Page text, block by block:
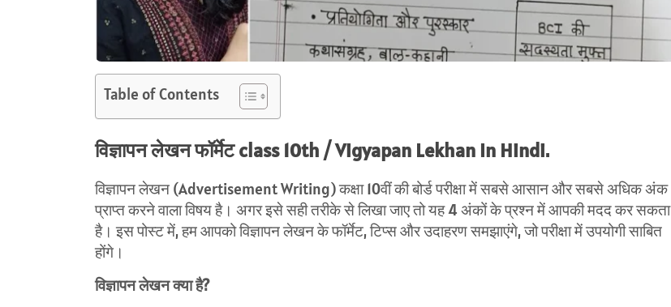
Table of Contents
विज्ञापन लेखन फॉर्मेट class 10th / Vigyapan Lekhan In Hindi.
विज्ञापन लेखन (Advertisement Writing) कक्षा 10वीं की बोर्ड परीक्षा में सबसे आसान और सबसे अधिक अंक
प्राप्त करने वाला विषय है। अगर इसे सही तरीके से लिखा जाए तो यह 4 अंकों के प्रश्न में आपकी मदद कर सकता
है। इस पोस्ट में, हम आपको विज्ञापन लेखन के फॉर्मेट, टिप्स और उदाहरण समझाएंगे, जो परीक्षा में उपयोगी साबित
होंगे।
विज्ञापन लेखन क्या है?